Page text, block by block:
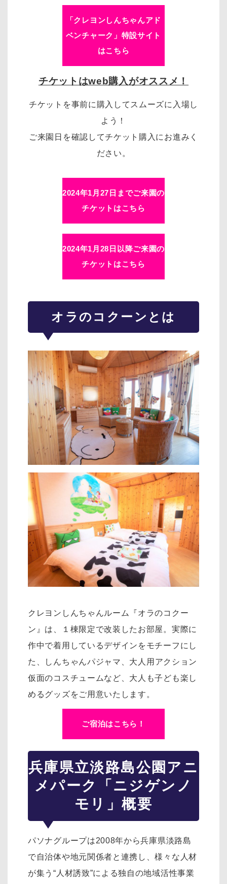
「クレヨンしんちゃんアド
ベンチャーク」特設サイト
はこちら
チケットはweb購入がオススメ！
チケットを事前に購入してスムーズに入場し
よう！
ご来園日を確認してチケット購入にお進みく
ださい。
2024年1月27日までご来園の
チケットはこちら
2024年1月28日以降ご来園の
チケットはこちら
オラのコクーンとは
クレヨンしんちゃんルーム『オラのコクー
ン』は、１棟限定で改装したお部屋。実際に
作中で着用しているデザインをモチーフにし
た、
しんちゃんパジャマ、大人用アクション
仮面のコスチュームなど、大人も子ども楽し
めるグッズをご用意いたします。
ご宿泊はこちら！
兵庫県立淡路島公園アニ
メパーク「ニジゲンノ
モリ」概要
パソナグループは2008年から兵庫県淡路島
で自治体や地元関係者と連携し、様々な人材
が集う“人材誘致”による独自の地域活性事業